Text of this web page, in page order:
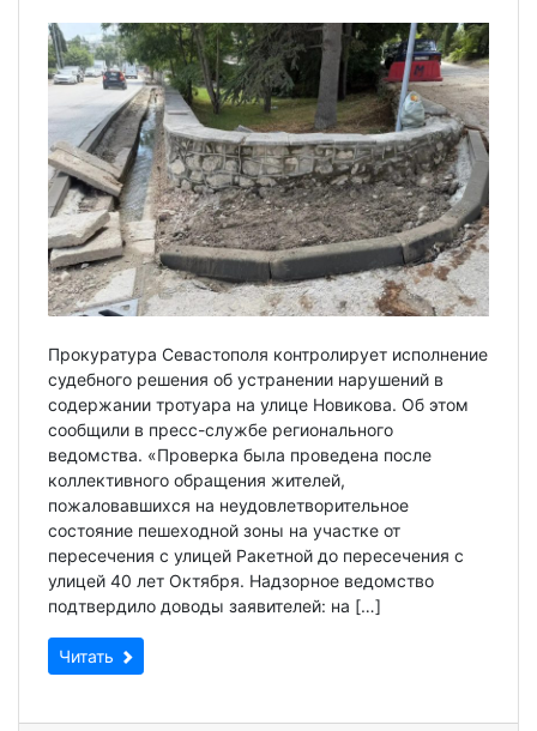
Прокуратура Севастополя контролирует исполнение
судебного решения об устранении нарушений в
содержании тротуара на улице Новикова. Об этом
сообщили в пресс-службе регионального
ведомства. «Проверка была проведена после
коллективного обращения жителей,
пожаловавшихся на неудовлетворительное
состояние пешеходной зоны на участке от
пересечения с улицей Ракетной до пересечения с
улицей 40 лет Октября. Надзорное ведомство
подтвердило доводы заявителей: на […]
Читать